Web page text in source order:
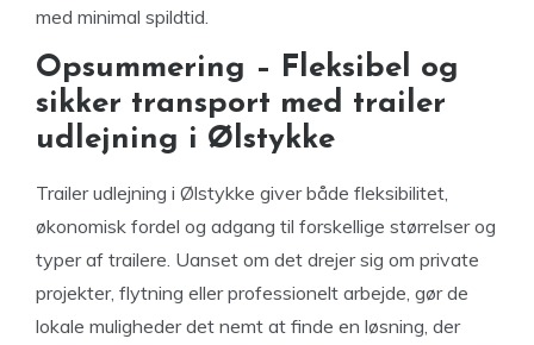
med minimal spildtid.
Opsummering – Fleksibel og
sikker transport med trailer
udlejning i Ølstykke
Trailer udlejning i Ølstykke giver både fleksibilitet,
økonomisk fordel og adgang til forskellige størrelser og
typer af trailere. Uanset om det drejer sig om private
projekter, flytning eller professionelt arbejde, gør de
lokale muligheder det nemt at finde en løsning, der